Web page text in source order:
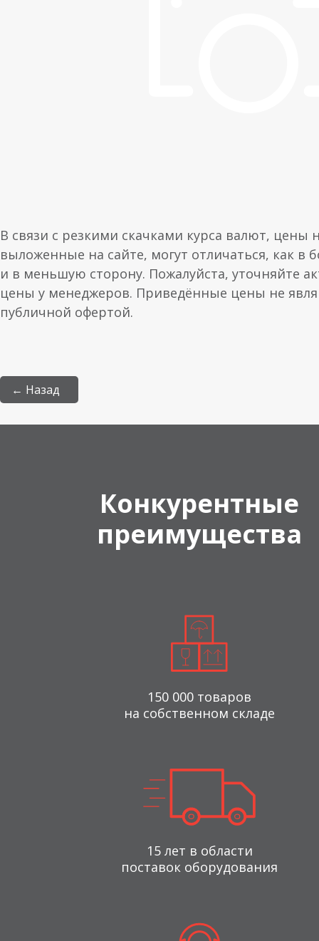
В связи с резкими скачками курса валют, цены
выложенные на сайте, могут отличаться, как в
и в меньшую сторону. Пожалуйста, уточняйте
цены у менеджеров. Приведённые цены не
публичной офертой.
← Назад
Конкурентные
преимущества
150 000 товаров
на собственном складе
15 лет в области
поставок оборудования